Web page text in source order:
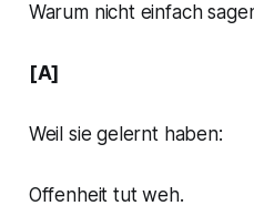
Warum nicht einfach
[A]
Weil sie gelernt haben:
Offenheit tut weh.